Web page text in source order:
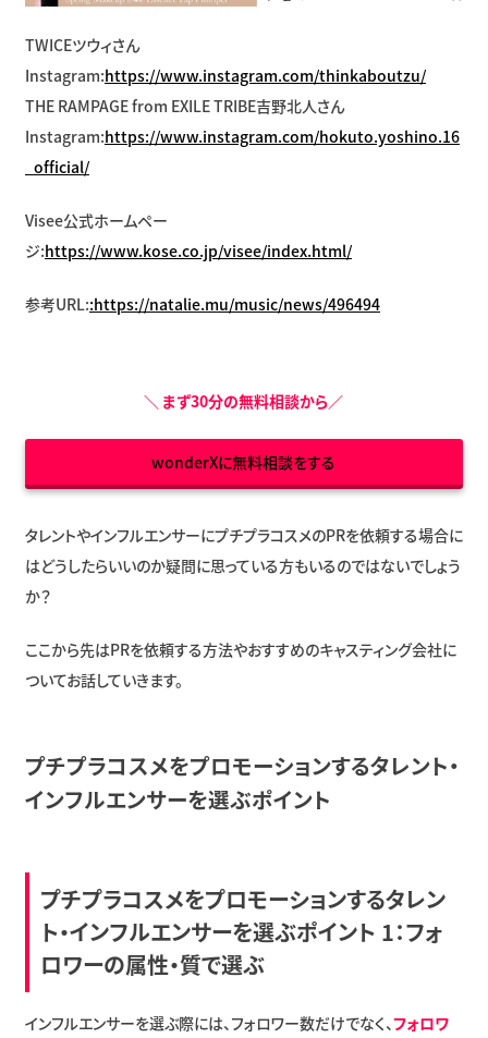
TWICEツウィさん
Instagram:https://www.instagram.com/thinkaboutzu/
THE RAMPAGE from EXILE TRIBE吉野北人さん
Instagram:https://www.instagram.com/hokuto.yoshino.16
_official/
Visee公式ホームペー
ジ:https://www.kose.co.jp/visee/index.html/
参考URL::https://natalie.mu/music/news/496494
＼ まず30分の無料相談から／
wonderXに無料相談をする
タレントやインフルエンサーにプチプラコスメのPRを依頼する場合に
はどうしたらいいのか疑問に思っている方もいるのではないでしょう
か？
ここから先はPRを依頼する方法やおすすめのキャスティング会社に
ついてお話していきます。
プチプラコスメをプロモーションするタレント・
インフルエンサーを選ぶポイント
プチプラコスメをプロモーションするタレン
ト・インフルエンサーを選ぶポイント 1：フォ
ロワーの属性・質で選ぶ
インフルエンサーを選ぶ際には、フォロワー数だけでなく、フォロワ